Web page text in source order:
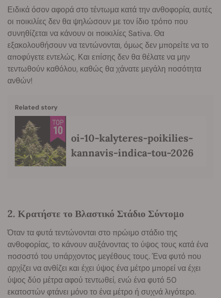
Ειδικά όσον αφορά στο τέντωμα κατά την ανθοφορία, αυτές
οι ποικιλίες δεν θα ψηλώσουν με τον ίδιο τρόπο που
συνηθίζεται να κάνουν οι ποικιλίες Sativa. Θα
εξακολουθήσουν να τεντώνονται, όμως δεν μπορείτε να το
αποφύγετε εντελώς. Και επίσης δεν θα θέλατε να μην
τεντωθούν καθόλου, καθώς θα χάνατε μεγάλη ποσότητα
ανθών!
Related story
oi-10-kalyteres-poikilies-
kannavis-indica-tou-2026
2. Κρατήστε το Βλαστικό Στάδιο Σύντομο
Όταν τα φυτά τεντώνονται στο πρώιμο στάδιο της
ανθοφορίας, το κάνουν αυξάνοντας το ύψος τους κατά ένα
ποσοστό του υπάρχοντος μεγέθους τους. Ένα φυτό που
αρχίζει να ανθίζει και έχει ύψος ένα μέτρο μπορεί να έχει
ύψος δύο μέτρα αφού τεντωθεί, ενώ ένα φυτό 50
εκατοστών φτάνει μόνο το ένα μέτρο ή συχνά λιγότερο.